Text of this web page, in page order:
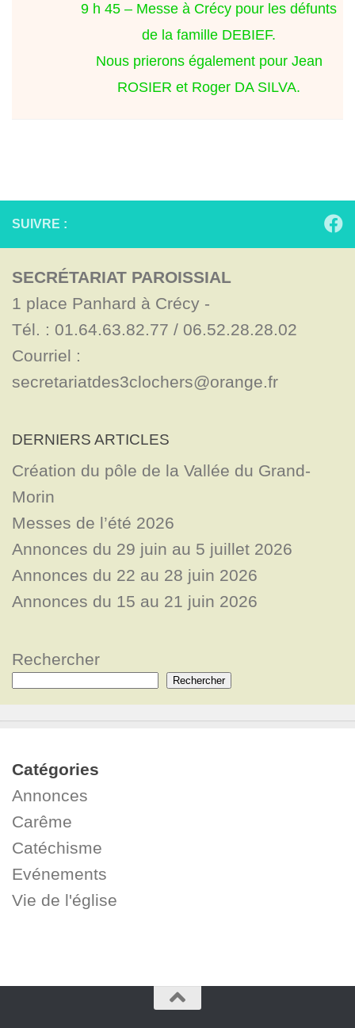
9 h 45 – Messe à Crécy pour les défunts
de la famille DEBIEF.
Nous prierons également pour Jean
ROSIER et Roger DA SILVA.
SUIVRE :
SECRÉTARIAT PAROISSIAL
1 place Panhard à Crécy -
Tél. : 01.64.63.82.77 / 06.52.28.28.02
Courriel :
secretariatdes3clochers@orange.fr
DERNIERS ARTICLES
Création du pôle de la Vallée du Grand-
Morin
Messes de l’été 2026
Annonces du 29 juin au 5 juillet 2026
Annonces du 22 au 28 juin 2026
Annonces du 15 au 21 juin 2026
Rechercher
Rechercher
Catégories
Annonces
Carême
Catéchisme
Evénements
Vie de l'église